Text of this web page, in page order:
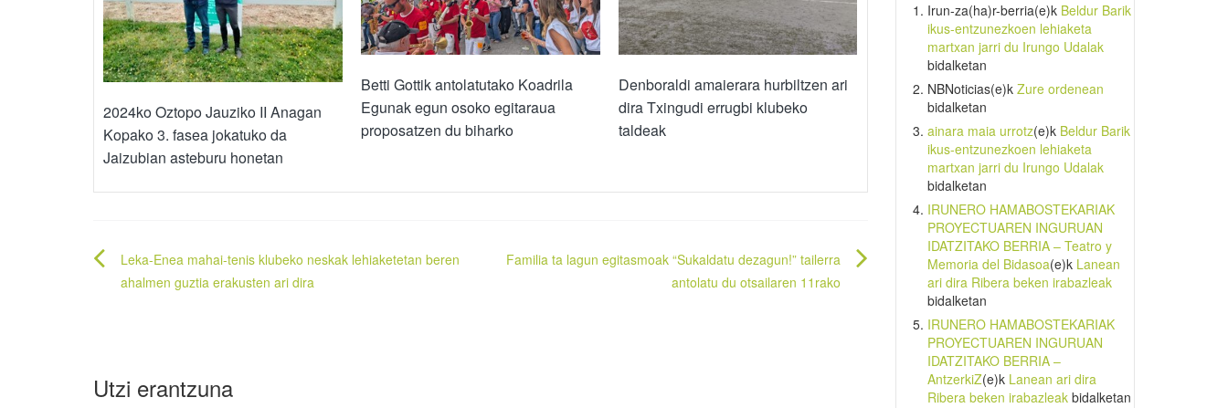
2024ko Oztopo Jauziko II Anagan
Kopako 3. fasea jokatuko da
Jaizubian asteburu honetan
Betti Gottik antolatutako Koadrila
Egunak egun osoko egitaraua
proposatzen du biharko
Denboraldi amaierara hurbiltzen ari
dira Txingudi errugbi klubeko
taldeak
Bidalketetan
zehar
Leka-Enea mahai-tenis klubeko neskak lehiaketetan beren
ahalmen guztia erakusten ari dira
Familia ta lagun egitasmoak “Sukaldatu dezagun!” tailerra
antolatu du otsailaren 11rako
Utzi erantzuna
Irun-za(ha)r-berria(e)k Beldur Barik
ikus-entzunezkoen lehiaketa
martxan jarri du Irungo Udalak
bidalketan
NBNoticias(e)k Zure ordenean
bidalketan
ainara maia urrotz(e)k Beldur Barik
ikus-entzunezkoen lehiaketa
martxan jarri du Irungo Udalak
bidalketan
IRUNERO HAMABOSTEKARIAK
PROYECTUAREN INGURUAN
IDATZITAKO BERRIA – Teatro y
Memoria del Bidasoa(e)k Lanean
ari dira Ribera beken irabazleak
bidalketan
IRUNERO HAMABOSTEKARIAK
PROYECTUAREN INGURUAN
IDATZITAKO BERRIA –
AntzerkiZ(e)k Lanean ari dira
Ribera beken irabazleakbidalketan